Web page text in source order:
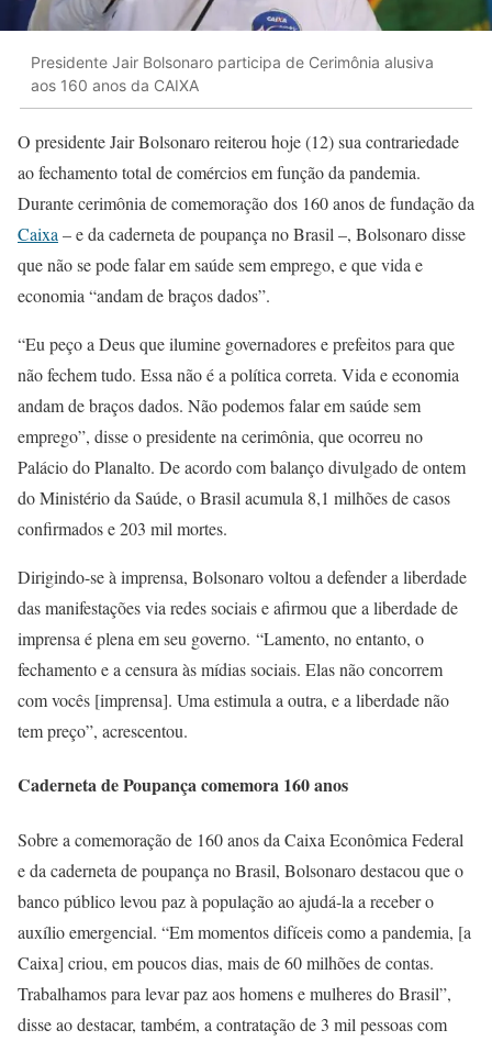
Presidente Jair Bolsonaro participa de Cerimônia alusiva
aos 160 anos da CAIXA
O presidente Jair Bolsonaro reiterou hoje (12) sua contrariedade
ao fechamento total de comércios em função da pandemia.
Durante cerimônia de comemoração dos 160 anos de fundação da
Caixa – e da caderneta de poupança no Brasil –, Bolsonaro disse
que não se pode falar em saúde sem emprego, e que vida e
economia “andam de braços dados”.
“Eu peço a Deus que ilumine governadores e prefeitos para que
não fechem tudo. Essa não é a política correta. Vida e economia
andam de braços dados. Não podemos falar em saúde sem
emprego”, disse o presidente na cerimônia, que ocorreu no
Palácio do Planalto. De acordo com balanço divulgado de ontem
do Ministério da Saúde, o Brasil acumula 8,1 milhões de casos
confirmados e 203 mil mortes.
Dirigindo-se à imprensa, Bolsonaro voltou a defender a liberdade
das manifestações via redes sociais e afirmou que a liberdade de
imprensa é plena em seu governo. “Lamento, no entanto, o
fechamento e a censura às mídias sociais. Elas não concorrem
com vocês [imprensa]. Uma estimula a outra, e a liberdade não
tem preço”, acrescentou.
Caderneta de Poupança comemora 160 anos
Sobre a comemoração de 160 anos da Caixa Econômica Federal
e da caderneta de poupança no Brasil, Bolsonaro destacou que o
banco público levou paz à população ao ajudá-la a receber o
auxílio emergencial. “Em momentos difíceis como a pandemia, [a
Caixa] criou, em poucos dias, mais de 60 milhões de contas.
Trabalhamos para levar paz aos homens e mulheres do Brasil”,
disse ao destacar, também, a contratação de 3 mil pessoas com